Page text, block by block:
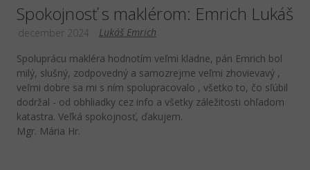
Spokojnosť s maklérom: Emrich Lukáš
Lukáš Emrich
december 2024
Spoluprácu makléra hodnotím veľmi kladne, pán Emrich bol
milý, slušný, zodpovedný a samozrejme veľmi zhovievavý ,
veľmi dobre sa mi s ním spolupracovalo , všetko to, čo sľúbil
dodržal - od obhliadky cez info a všetky záležitosti ohľadom
katastra. Veľká spokojnosť, ďakujem.
Mgr. Mária Hr.